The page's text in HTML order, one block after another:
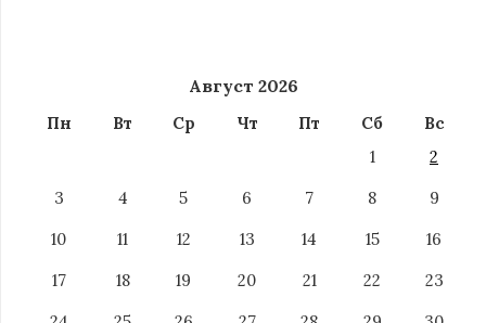
Август 2026
Пн Вт Ср Чт Пт Сб
Вс
1
2
3
4 5 6 7 8
9
10
11 12 13 14 15
16
17
18 19 20 21 22
23